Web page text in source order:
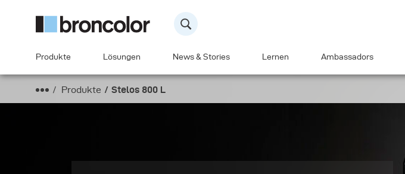
Produkte Lösungen News & Stories Lernen Ambassadors
Produkte Stelos 800 L